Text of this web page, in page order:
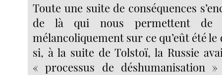
Toute une suite de conséquences
de là qui nous permettent de
mélancoliquement sur ce qu’eût été
si, à la suite de Tolstoï, la Russie
« processus de déshumanisation »